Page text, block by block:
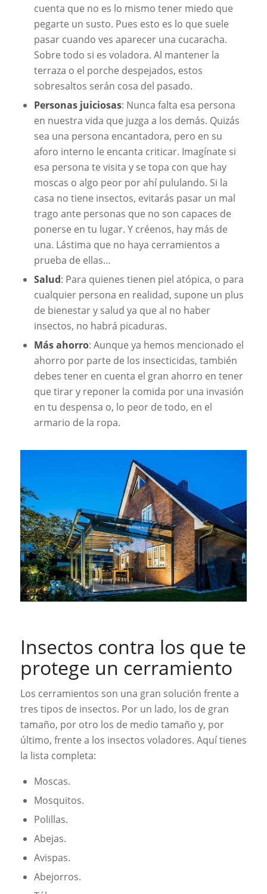
cuenta que no es lo mismo tener miedo que
pegarte un susto. Pues esto es lo que suele
pasar cuando ves aparecer una cucaracha.
Sobre todo si es voladora. Al mantener la
terraza o el porche despejados, estos
sobresaltos serán cosa del pasado.
Personas juiciosas: Nunca falta esa persona
en nuestra vida que juzga a los demás. Quizás
sea una persona encantadora, pero en su
aforo interno le encanta criticar. Imagínate si
esa persona te visita y se topa con que hay
moscas o algo peor por ahí pululando. Si la
casa no tiene insectos, evitarás pasar un mal
trago ante personas que no son capaces de
ponerse en tu lugar. Y créenos, hay más de
una. Lástima que no haya cerramientos a
prueba de ellas…
Salud: Para quienes tienen piel atópica, o para
cualquier persona en realidad, supone un plus
de bienestar y salud ya que al no haber
insectos, no habrá picaduras.
Más ahorro: Aunque ya hemos mencionado el
ahorro por parte de los insecticidas, también
debes tener en cuenta el gran ahorro en tener
que tirar y reponer la comida por una invasión
en tu despensa o, lo peor de todo, en el
armario de la ropa.
Insectos contra los que te
protege un cerramiento
Los cerramientos son una gran solución frente a
tres tipos de insectos. Por un lado, los de gran
tamaño, por otro los de medio tamaño y, por
último, frente a los insectos voladores. Aquí tienes
la lista completa:
Moscas.
Mosquitos.
Polillas.
Abejas.
Avispas.
Abejorros.